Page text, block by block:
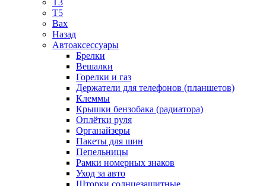
T5
Bax
Назад
Автоаксессуары
Брелки
Вешалки
Горелки и газ
Держатели для телефонов (планшетов)
Клеммы
Крышки бензобака (радиатора)
Оплётки руля
Органайзеры
Пакеты для шин
Пепельницы
Рамки номерных знаков
Уход за авто
Шторки солнцезащитные